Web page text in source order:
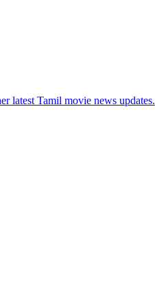
latest Tamil movie news updates.